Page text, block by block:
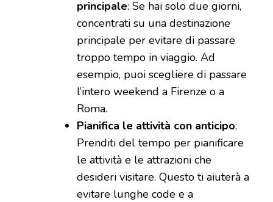
principale: Se hai solo due giorni,
concentrati su una destinazione
principale per evitare di passare
troppo tempo in viaggio. Ad
esempio, puoi scegliere di passare
l’intero weekend a Firenze o a
Roma.
Pianifica le attività con anticipo:
Prenditi del tempo per pianificare
le attività e le attrazioni che
desideri visitare. Questo ti aiuterà a
evitare lunghe code e a